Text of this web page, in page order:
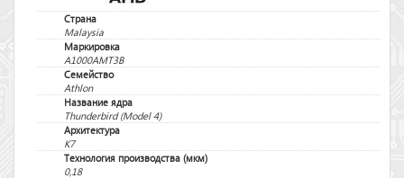
Страна
Malaysia
Маркировка
A1000AMT3B
Семейство
Athlon
Название ядра
Thunderbird (Model 4)
Архитектура
K7
Технология производства (мкм)
0,18